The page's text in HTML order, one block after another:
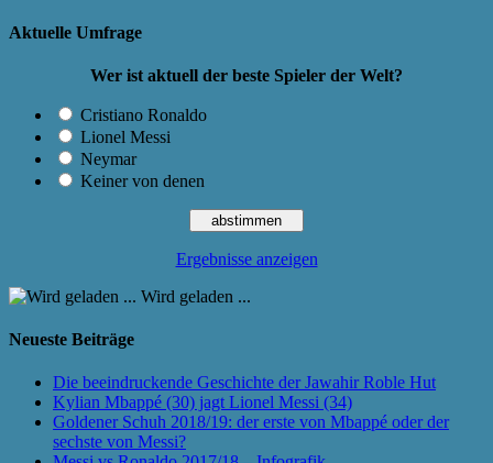
Aktuelle Umfrage
Wer ist aktuell der beste Spieler der Welt?
Cristiano Ronaldo
Lionel Messi
Neymar
Keiner von denen
Ergebnisse anzeigen
Wird geladen ...
Neueste Beiträge
Die beeindruckende Geschichte der Jawahir Roble Hut
Kylian Mbappé (30) jagt Lionel Messi (34)
Goldener Schuh 2018/19: der erste von Mbappé oder der
sechste von Messi?